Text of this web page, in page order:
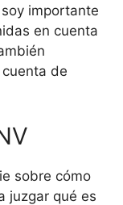
importante
en cuenta
de
sobre cómo
juzgar qué es